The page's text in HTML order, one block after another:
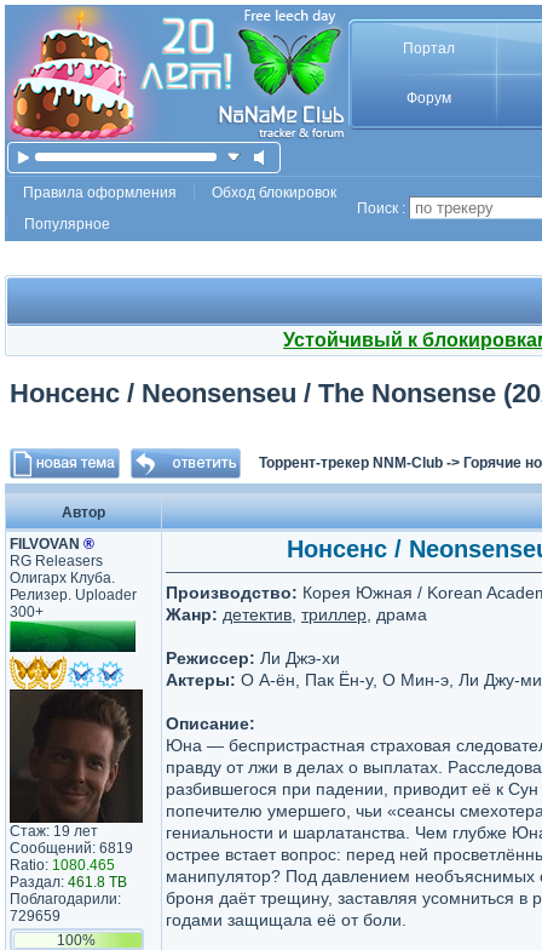
Портал
Форум
Правила оформления
Обход блокировок
Популярное
Поиск :
Устойчивый к
Нонсенс / Neonsenseu / The Nonsense
Торрент-трекер NNM-Club -> Горячие
Автор
FILVOVAN ®
RG Releasers
Олигарх Клуба.
Релизер. Uploader
300+
Стаж: 19 лет
Сообщений: 6819
Ratio: 1080.465
Раздал: 461.8 TB
Поблагодарили:
729659
100%
Нонсенс /
Производство: Корея Южная / Korean
Жанр: детектив триллер , драма
Режиссер: Ли Джэ-хи
Актеры: О А-ён, Пак Ён-у, О Мин-э, Ли Джу-ми
Описание:
Юна — беспристрастная страховая
правду от лжи в делах о выплатах.
разбившегося при падении, приводит её к
попечителю умершего, чьи «сеансы
гениальности и шарлатанства. Чем глубже
острее встает вопрос: перед ней
манипулятор? Под давлением необъяснимых
броня даёт трещину, заставляя усомниться в
годами защищала её от боли.